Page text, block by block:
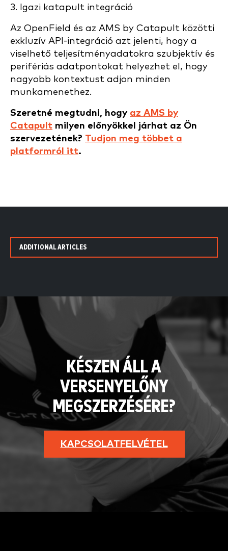
3. Igazi katapult integráció
Az OpenField és az AMS by Catapult közötti
exkluzív API-integráció azt jelenti, hogy a
viselhető teljesítményadatokra szubjektív és
perifériás adatpontokat helyezhet el, hogy
nagyobb kontextust adjon minden
munkamenethez.
Szeretné megtudni, hogy az AMS by
Catapult milyen előnyökkel járhat az Ön
szervezetének? Tudjon meg többet a
platformról itt.
ADDITIONAL ARTICLES
KÉSZEN ÁLL A
VERSENYELŐNY
MEGSZERZÉSÉRE?
KAPCSOLATFELVÉTEL